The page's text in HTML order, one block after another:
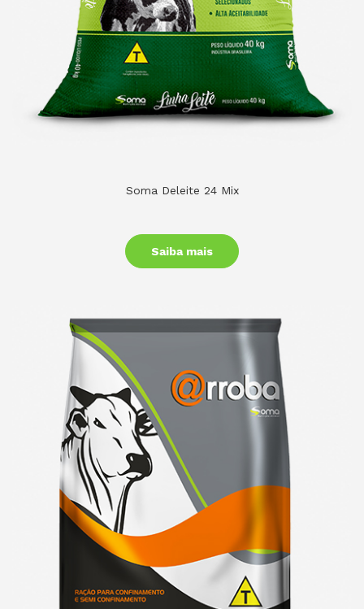
Soma Deleite 24 Mix
Saiba mais